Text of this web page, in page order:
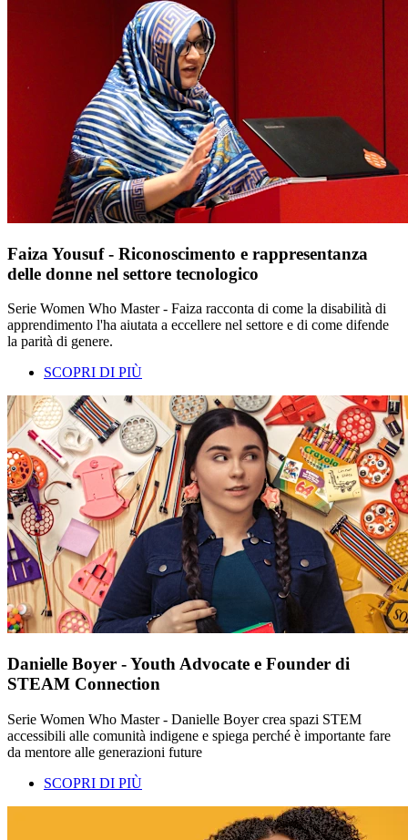
Faiza Yousuf - Riconoscimento e rappresentanza
delle donne nel settore tecnologico
Serie Women Who Master - Faiza racconta di come la disabilità di
apprendimento l'ha aiutata a eccellere nel settore e di come difende
la parità di genere.
SCOPRI DI PIÙ
Danielle Boyer - Youth Advocate e Founder di
STEAM Connection
Serie Women Who Master - Danielle Boyer crea spazi STEM
accessibili alle comunità indigene e spiega perché è importante fare
da mentore alle generazioni future
SCOPRI DI PIÙ